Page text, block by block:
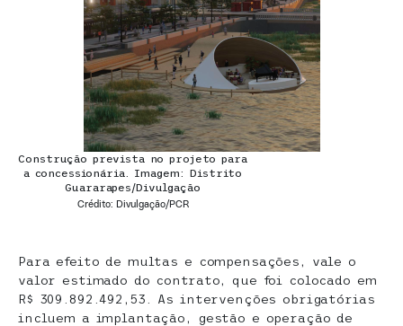
Construção prevista no projeto para
a concessionária. Imagem: Distrito
Guararapes/Divulgação
Crédito: Divulgação/PCR
Para efeito de multas e compensações, vale o
valor estimado do contrato, que foi colocado em
R$ 309.892.492,53. As intervenções obrigatórias
incluem a implantação, gestão e operação de